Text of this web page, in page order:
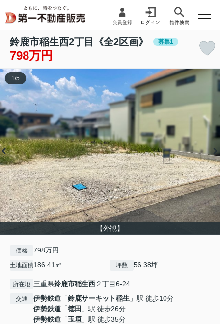
鈴鹿市稲生西2丁目《全2区画》 募集1
798万円
【外観】
1 /5
価格 798万円
土地面積186.41㎡ 坪数 56.38坪
所在地 三重県鈴鹿市稲生西２丁目6-24
交通 伊勢鉄道 「鈴鹿サーキット稲生 」駅 徒歩10分
伊勢鉄道 「徳田 」駅 徒歩26分
伊勢鉄道 「玉垣 」駅 徒歩35分